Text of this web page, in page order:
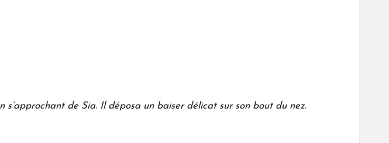
de Sia. Il déposa un baiser délicat sur son bout du nez.